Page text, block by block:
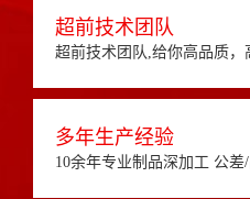
超前技术团队
超前技术团队,给你高品质，
多年生产经验
10余年专业制品深加工 公差